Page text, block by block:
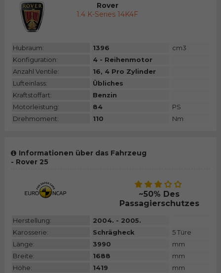
Rover
1.4 K-Series 14K4F
Hubraum: 1396
cm3
Konfiguration:
4 - Reihenmotor
Anzahl Ventile:
16, 4 Pro Zylinder
Lufteinlass:
Übliches
Kraftstoffart:
Benzin
Motorleistung:
84
PS
Drehmoment:
110 Nm
Informationen über das Fahrzeug
- Rover 25
~50% Des
Passagierschutzes
Herstellung:
2004. - 2005.
Karosserie:
Schrägheck
5 Türe
Länge:
3990
mm
Breite:
1688
mm
Höhe:
1419
mm